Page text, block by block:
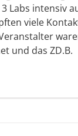
Labs intensiv
viele
und das ZD.B.